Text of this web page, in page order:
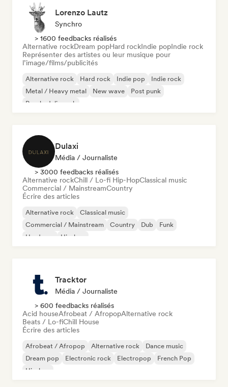
Lorenzo Lautz
Synchro
> 1600 feedbacks réalisés
Alternative rockDream popHard rockIndie popIndie rock
Représenter des artistes ou leur musique pour
l’image/films/publicités
Alternative rock Hard rock Indie pop
Indie rock
Metal / Heavy metal
New wave
Post punk
Psychedelic rock
Dulaxi
Média / Journaliste
> 3000 feedbacks réalisés
Alternative rockChill / Lo-fi Hip-HopClassical music
Commercial / MainstreamCountry
Écrire des articles
Alternative rock
Classical music
Commercial / Mainstream
Country Dub
Funk
Hardcore
Hip-hop
Tracktor
Média / Journaliste
> 600 feedbacks réalisés
Acid houseAfrobeat / AfropopAlternative rock
Beats / Lo-fiChill House
Écrire des articles
Afrobeat / Afropop Alternative rock
Dance music
Dream pop
Electronic rock Electropop
French Pop
Hip-hop